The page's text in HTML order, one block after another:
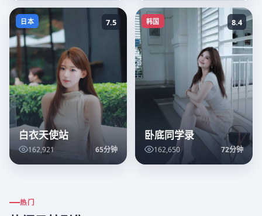
日本 7.5
白衣天使站
162,921 65分钟
韩国 8.4
卧底同学录
162,650 72分钟
热门